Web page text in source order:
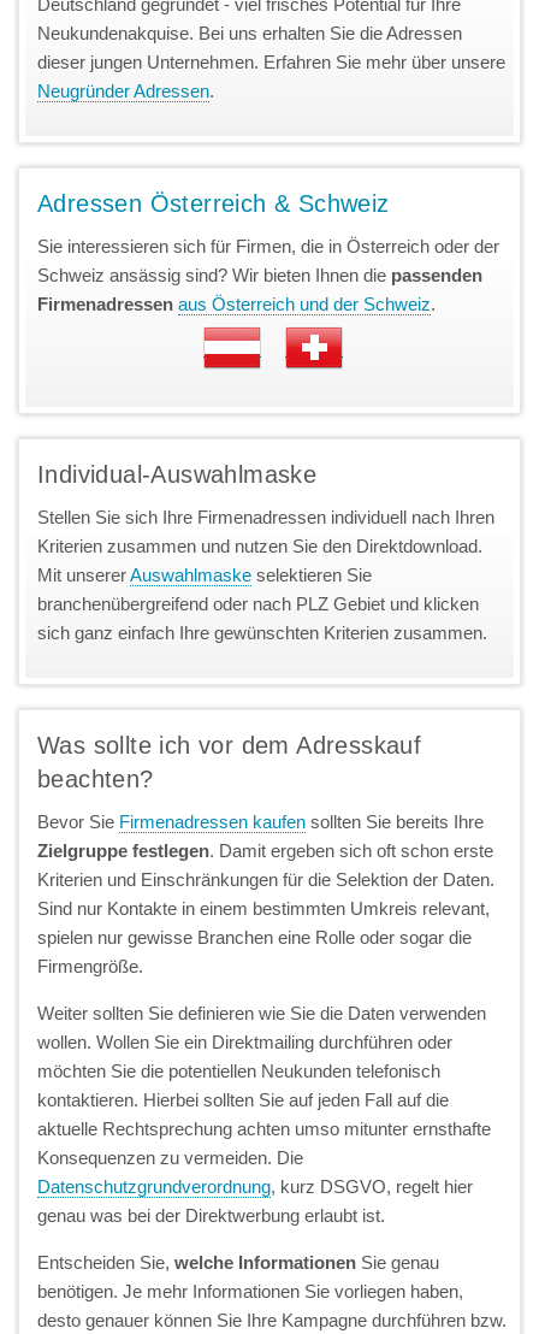
Deutschland gegründet - viel frisches Potential für Ihre
Neukundenakquise. Bei uns erhalten Sie die Adressen
dieser jungen Unternehmen. Erfahren Sie mehr über unsere
Neugründer Adressen.
Adressen Österreich & Schweiz
Sie interessieren sich für Firmen, die in Österreich oder der
Schweiz ansässig sind? Wir bieten Ihnen die passenden
Firmenadressen aus Österreich und der Schweiz.
Individual-Auswahlmaske
Stellen Sie sich Ihre Firmenadressen individuell nach Ihren
Kriterien zusammen und nutzen Sie den Direktdownload.
Mit unsererAuswahlmaske selektieren Sie
branchenübergreifend oder nach PLZ Gebiet und klicken
sich ganz einfach Ihre gewünschten Kriterien zusammen.
Was sollte ich vor dem Adresskauf
beachten?
Bevor Sie Firmenadressen kaufen sollten Sie bereits Ihre
Zielgruppe festlegen. Damit ergeben sich oft schon erste
Kriterien und Einschränkungen für die Selektion der Daten.
Sind nur Kontakte in einem bestimmten Umkreis relevant,
spielen nur gewisse Branchen eine Rolle oder sogar die
Firmengröße.
Weiter sollten Sie definieren wie Sie die Daten verwenden
wollen. Wollen Sie ein Direktmailing durchführen oder
möchten Sie die potentiellen Neukunden telefonisch
kontaktieren. Hierbei sollten Sie auf jeden Fall auf die
aktuelle Rechtsprechung achten umso mitunter ernsthafte
Konsequenzen zu vermeiden. Die
Datenschutzgrundverordnung, kurz DSGVO, regelt hier
genau was bei der Direktwerbung erlaubt ist.
Entscheiden Sie, welche Informationen Sie genau
benötigen. Je mehr Informationen Sie vorliegen haben,
desto genauer können Sie Ihre Kampagne durchführen bzw.